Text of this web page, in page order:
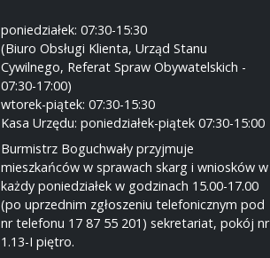
poniedziałek: 07:30-15:30
(Biuro Obsługi Klienta, Urząd Stanu
Cywilnego, Referat Spraw Obywatelskich -
07:30-17:00)
wtorek-piątek: 07:30-15:30
Kasa Urzędu: poniedziałek-piątek 07:30-15:00
Burmistrz Boguchwały przyjmuje
mieszkańców w sprawach skarg i wniosków w
każdy poniedziałek w godzinach 15.00-17.00
(po uprzednim zgłoszeniu telefonicznym pod
nr telefonu 17 87 55 201) sekretariat, pokój nr
1.13-I piętro.